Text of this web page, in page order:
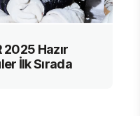
2025 Hazır
İlk Sırada